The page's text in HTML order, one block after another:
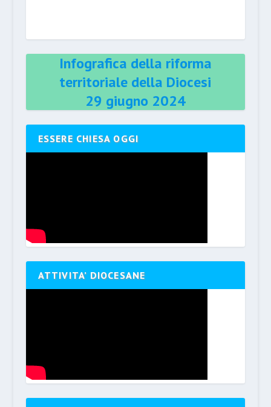
Infografica della riforma
territoriale della Diocesi
29 giugno 2024
ESSERE CHIESA OGGI
ATTIVITA’ DIOCESANE